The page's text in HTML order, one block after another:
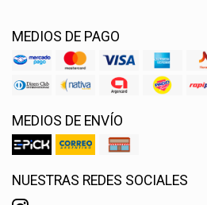
MEDIOS DE PAGO
MEDIOS DE ENVÍO
NUESTRAS REDES SOCIALES